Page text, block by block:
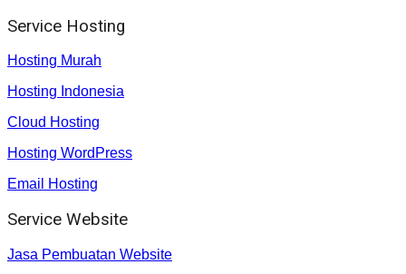
Service Hosting
Hosting Murah
Hosting Indonesia
Cloud Hosting
Hosting WordPress
Email Hosting
Service Website
Jasa Pembuatan Website